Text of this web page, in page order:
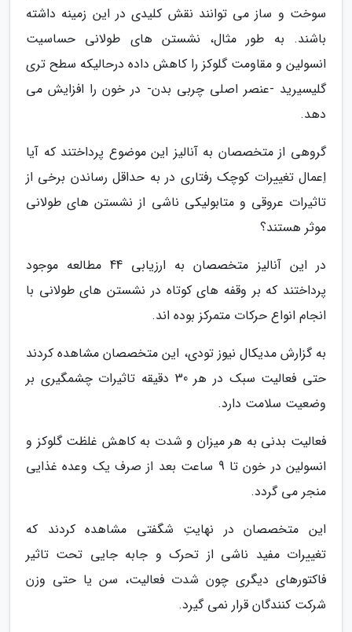
سوخت و ساز می توانند نقش کلیدی در این زمینه داشته
باشند. به طور مثال، نشستن های طولانی حساسیت
انسولین و مقاومت گلوکز را کاهش داده درحالیکه سطح تری
گلیسیرید -عنصر اصلی چربی بدن- در خون را افزایش می
دهد.
گروهی از متخصصان به آنالیز این موضوع پرداختند که آیا
اِعمال تغییرات کوچک رفتاری در به حداقل رساندن برخی از
تاثیرات عروقی و متابولیکی ناشی از نشستن های طولانی
موثر هستند؟
در این آنالیز متخصصان به ارزیابی 44 مطالعه موجود
پرداختند که بر وقفه های کوتاه در نشستن های طولانی با
انجام انواع حرکات متمرکز بوده اند.
به گزارش مدیکال نیوز تودی، این متخصصان مشاهده کردند
حتی فعالیت سبک در هر 30 دقیقه تاثیرات چشمگیری بر
وضعیت سلامت دارد.
فعالیت بدنی به هر میزان و شدت به کاهش غلظت گلوکز و
انسولین در خون تا 9 ساعت بعد از صرف یک وعده غذایی
منجر می گردد.
این متخصصان در نهایتِ شگفتی مشاهده کردند که
تغییرات مفید ناشی از تحرک و جابه جایی تحت تاثیر
فاکتورهای دیگری چون شدت فعالیت، سن یا حتی وزن
شرکت کنندگان قرار نمی گیرد.